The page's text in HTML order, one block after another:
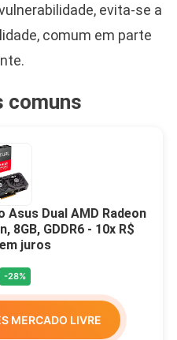
evita-se a
comum em parte
comuns
Asus Dual AMD Radeon
8GB, GDDR6 - 10x R$
juros
-28%
MERCADO LIVRE